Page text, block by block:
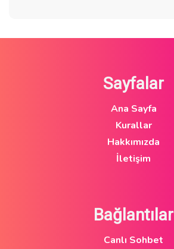
Sayfalar
Ana Sayfa
Kurallar
Hakkımızda
İletişim
Bağlantılar
Canlı Sohbet